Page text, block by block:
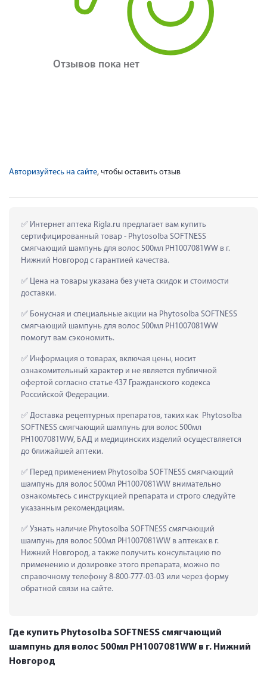
Отзывов пока нет
Авторизуйтесь на сайте, чтобы оставить отзыв
Интернет аптека Rigla.ru предлагает вам купить
сертифицированный товар - Phytosolba SOFTNESS
смягчающий шампунь для волос 500мл PH1007081WW в г.
Нижний Новгород с гарантией качества.
Цена на товары указана без учета скидок и стоимости
доставки.
Бонусная и специальные акции на Phytosolba SOFTNESS
смягчающий шампунь для волос 500мл PH1007081WW
помогут вам сэкономить.
Информация о товарах, включая цены, носит
ознакомительный характер и не является публичной
офертой согласно статье 437 Гражданского кодекса
Российской Федерации.
Доставка рецептурных препаратов, таких как  Phytosolba
SOFTNESS смягчающий шампунь для волос 500мл
PH1007081WW, БАД и медицинских изделий осуществляется
до ближайшей аптеки.
Перед применением Phytosolba SOFTNESS смягчающий
шампунь для волос 500мл PH1007081WW внимательно
ознакомьтесь с инструкцией препарата и строго следуйте
указанным рекомендациям.
Узнать наличие Phytosolba SOFTNESS смягчающий
шампунь для волос 500мл PH1007081WW в аптеках в г.
Нижний Новгород, а также получить консультацию по
применению и дозировке этого препарата, можно по
справочному телефону 8-800-777-03-03 или через форму
обратной связи на сайте.
Где купить Phytosolba SOFTNESS смягчающий
шампунь для волос 500мл PH1007081WW в г. Нижний
Новгород